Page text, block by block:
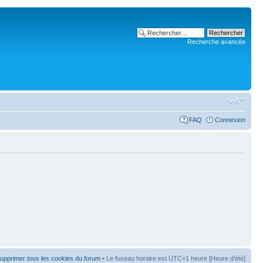
Recherche avancée
FAQ Connexion
tous les cookies du forum • Le fuseau horaire est UTC+1 heure [Heure d’été]